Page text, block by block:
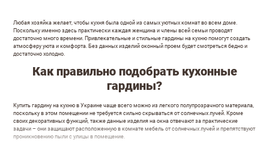
Любая хозяйка желает, чтобы кухня была одной из самых уютных комнат во всем доме.
Поскольку именно здесь практически каждая женщина и члены всей семьи проводят
достаточно много времени. Привлекательные и стильные гардины на кухню помогут создать
атмосферу уюта и комфорта. Без данных изделий оконный проем будет смотреться бедно и
достаточно холодно.
Как правильно подобрать кухонные
гардины?
Купить гардину на кухню в Украине чаще всего можно из легкого полупрозрачного материала,
поскольку в этом помещении не требуется сильно скрываться от солнечных лучей. Кроме
своих декоративных функций, также данные изделия на окна отвечают за практические
задачи – они защищают расположенную в комнате мебель от солнечных лучей и препятствуют
проникновению пыли с улицы в помещение.